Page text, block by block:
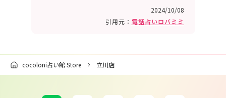
2024/10/08
引用元： 電話占いロバミミ
cocoloni占い館 Store 立川店